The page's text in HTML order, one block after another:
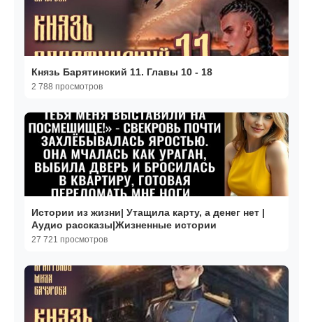
Князь Барятинский 11. Главы 10 - 18
2 788 просмотров
Истории из жизни| Утащила карту, а денег нет |
Аудио рассказы|Жизненные истории
27 721 просмотров